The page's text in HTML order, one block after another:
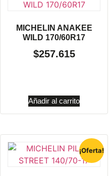
MICHELIN ANAKEE
WILD 170/60R17
$257.615
Añadir al carrito
¡Oferta!